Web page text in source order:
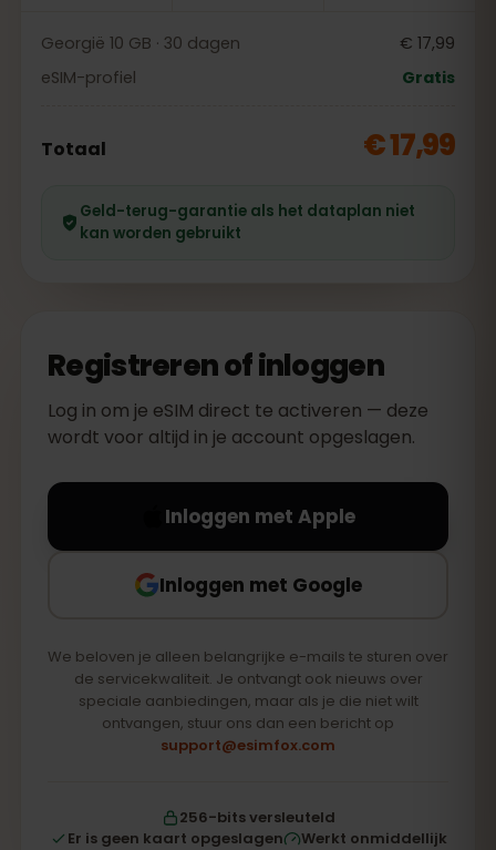
Georgië 10 GB · 30 dagen
€ 17,99
eSIM-profiel
Gratis
Totaal € 17,99
Geld-terug-garantie als het dataplan niet
kan worden gebruikt
Registreren of inloggen
Log in om je eSIM direct te activeren — deze
wordt voor altijd in je account opgeslagen.
Inloggen met Apple
Inloggen met Google
We beloven je alleen belangrijke e-mails te sturen over
de servicekwaliteit. Je ontvangt ook nieuws over
speciale aanbiedingen, maar als je die niet wilt
ontvangen, stuur ons dan een bericht op
support@esimfox.com
256-bits versleuteld
Er is geen kaart opgeslagen
Werkt onmiddellijk